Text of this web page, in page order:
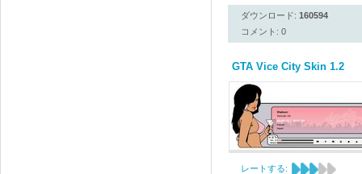
ダウンロード: 160594
コメント: 0
GTA Vice City Skin 1.2
レートする: